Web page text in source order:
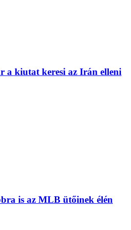
a kiutat keresi az Irán elleni
is az MLB ütőinek élén